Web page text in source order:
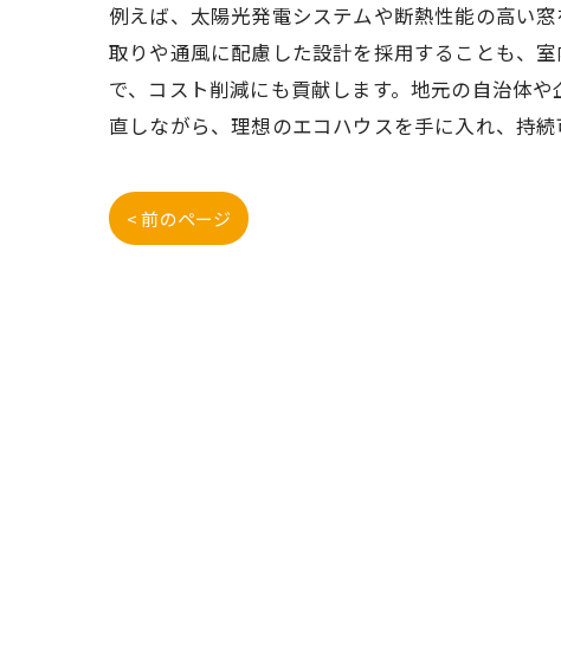
例えば、太陽光発電システムや断熱性能の高い
取りや通風に配慮した設計を採用することも、
で、コスト削減にも貢献します。地元の自治体
直しながら、理想のエコハウスを手に入れ、持続
< 前のページ